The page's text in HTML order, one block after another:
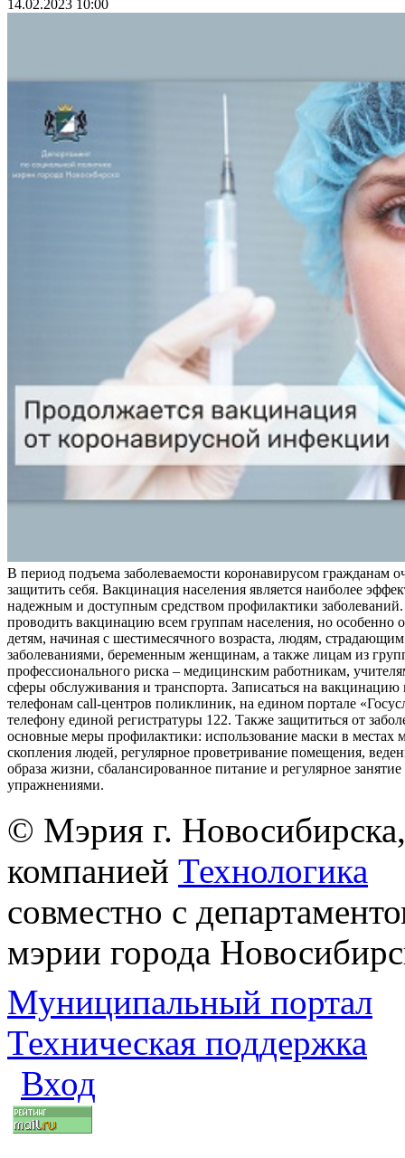
14.02.2023 10:00
В период подъема заболеваемости коронавирусом гражданам
защитить себя. Вакцинация населения является наиболее
надежным и доступным средством профилактики заболеваний.
проводить вакцинацию всем группам населения, но особенно
детям, начиная с шестимесячного возраста, людям,
заболеваниями, беременным женщинам, а также лицам из
профессионального риска – медицинским работникам,
сферы обслуживания и транспорта. Записаться на
телефонам call-центров поликлиник, на едином портале
телефону единой регистратуры 122. Также защититься от
основные меры профилактики: использование маски в местах
скопления людей, регулярное проветривание помещения,
образа жизни, сбалансированное питание и регулярное
упражнениями.
© Мэрия г.
компанией Технологика
совместно с
мэрии города
Муниципальный портал
Техническая поддержка
Вход